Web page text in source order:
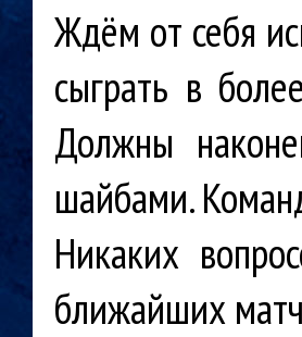
Ждём от себя
сыграть в
Должны
шайбами.
Никаких
ближайших